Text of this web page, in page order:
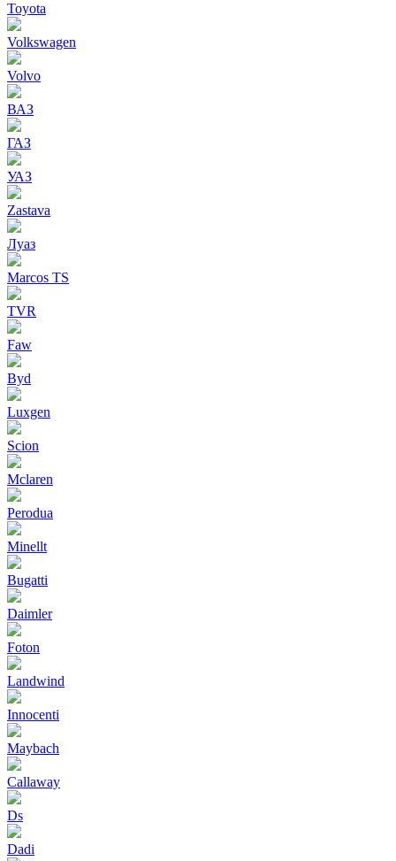
Toyota
Volkswagen
Volvo
ВАЗ
ГАЗ
УАЗ
Zastava
Луаз
Marcos TS
TVR
Faw
Byd
Luxgen
Scion
Mclaren
Perodua
Minellt
Bugatti
Daimler
Foton
Landwind
Innocenti
Maybach
Callaway
Ds
Dadi